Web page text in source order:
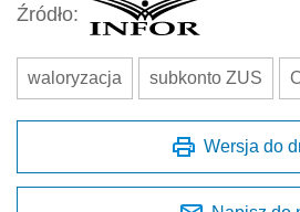
Źródło:
waloryzacja subkonto ZUS
Wersja do